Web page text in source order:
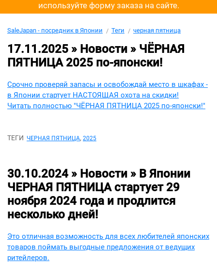
используйте форму заказа на сайте.
SaleJapan - посредник в Японии Теги черная пятница
17.11.2025 » Новости » ЧЁРНАЯ
ПЯТНИЦА 2025 по-японски!
Срочно проверяй запасы и освобождай место в шкафах -
в Японии стартует НАСТОЯЩАЯ охота на скидки!
Читать полностью "ЧЁРНАЯ ПЯТНИЦА 2025 по-японски!"
ТЕГИ ЧЕРНАЯ ПЯТНИЦА, 2025
30.10.2024 » Новости » В Японии
ЧЕРНАЯ ПЯТНИЦА стартует 29
ноября 2024 года и продлится
несколько дней!
Это отличная возможность для всех любителей японских
товаров поймать выгодные предложения от ведущих
ритейлеров.